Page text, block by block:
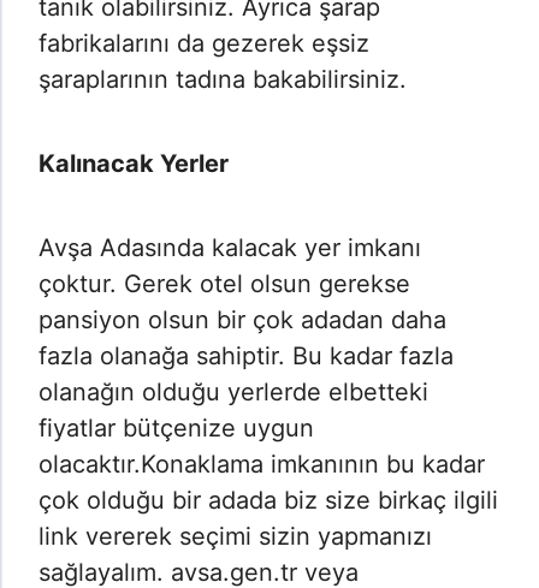
tanık olabilirsiniz. Ayrıca şarap
fabrikalarını da gezerek eşsiz
şaraplarının tadına bakabilirsiniz.
Kalınacak Yerler
Avşa Adasında kalacak yer imkanı
çoktur. Gerek otel olsun gerekse
pansiyon olsun bir çok adadan daha
fazla olanağa sahiptir. Bu kadar fazla
olanağın olduğu yerlerde elbetteki
fiyatlar bütçenize uygun
olacaktır.Konaklama imkanının bu kadar
çok olduğu bir adada biz size birkaç ilgili
link vererek seçimi sizin yapmanızı
sağlayalım. avsa.gen.tr veya